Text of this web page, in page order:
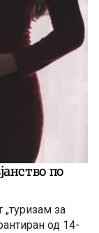
по
за
од 14-